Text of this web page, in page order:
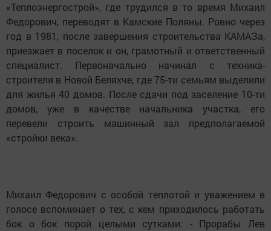
«Теплоэнергострой», где трудился в то время Михаил
Федорович, переводят в Камские Поляны. Ровно через
год в 1981, после завершения строительства КАМАЗа,
приезжает в поселок и он, грамотный и ответственный
специалист. Первоначально начинал с техника-
строителя в Новой Беляхче, где 75-ти семьям выделили
для жилья 40 домов. После сдачи под заселение 10-ти
домов, уже в качестве начальника участка, его
перевели строить машинный зал предполагаемой
«стройки века».
Михаил Федорович с особой теплотой и уважением в
голосе вспоминает о тех, с кем приходилось работать
бок о бок порой целыми сутками: - Прорабы Лев